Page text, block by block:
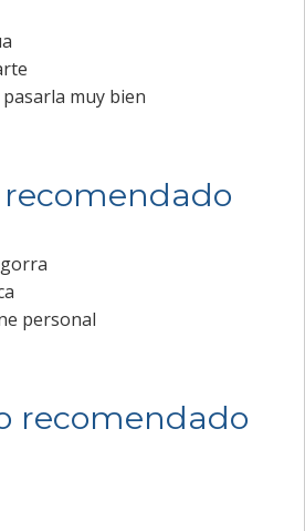
muy bien
personal
recomendado